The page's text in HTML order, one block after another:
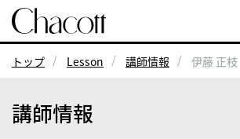
トップ Lesson 講師情報 伊藤 正枝
講師情報